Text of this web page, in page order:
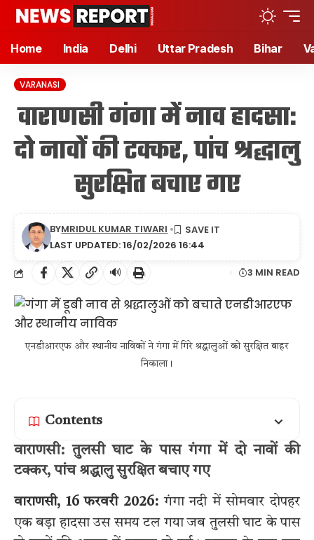
Home India Delhi Uttar Pradesh Bihar
VARANASI
वाराणसी गंगा में नाव हादसा:
दो नावों की टक्कर, पांच श्रद्धालु
सुरक्षित बचाए गए
LAST UPDATED: 16/02/2026 16:44
BYMRIDUL KUMAR TIWARI
🔊 3 MIN READ
एनडीआरएफ और स्थानीय नाविकों ने गंगा में गिरे श्रद्धालुओं को सुरक्षित बाहर
निकाला।
Contents
वाराणसी: तुलसी घाट के पास गंगा में दो नावों की
टक्कर, पांच श्रद्धालु सुरक्षित बचाए गए
वाराणसी, 16 फरवरी 2026:गंगा नदी में सोमवार दोपहर
एक बड़ा हादसा उस समय टल गया जब तुलसी घाट के पास